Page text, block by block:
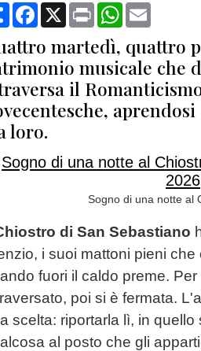
CondividiFacebook
X Print WhatsApp
martedì, quattro
musicale che
il
loro.
Sogno di una notte al
di San Sebastiano
i suoi mattoni pieni
fuori il caldo preme.
poi si è fermata.
scelta: riportarla lì, in
al posto che gli